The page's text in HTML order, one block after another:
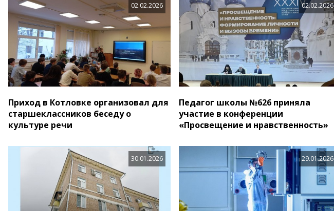
02.02.2026
Приход в Котловке организовал для
старшеклассников беседу о
культуре речи
02.02.2026
Педагог школы №626 приняла
участие в конференции
«Просвещение и нравственность»
30.01.2026 29.01.2026